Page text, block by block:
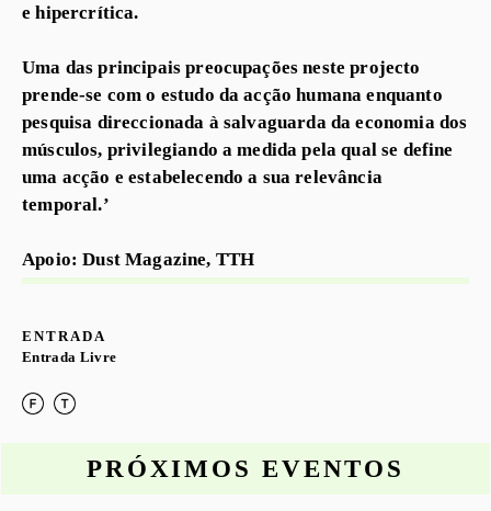
e hipercrítica.
Uma das principais preocupações neste projecto
prende-se com o estudo da acção humana enquanto
pesquisa direccionada à salvaguarda da economia dos
músculos, privilegiando a medida pela qual se define
uma acção e estabelecendo a sua relevância
temporal.’
Apoio: Dust Magazine, TTH
ENTRADA
Entrada Livre
PRÓXIMOS EVENTOS